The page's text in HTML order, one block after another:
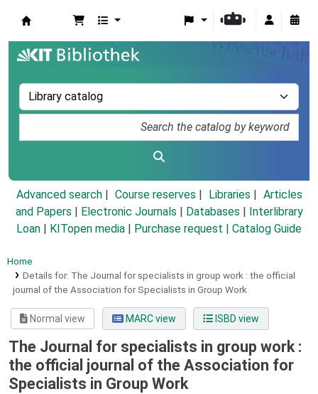
Advanced search Course reserves Libraries
Articles
and Papers
Electronic Journals Databases
Interlibrary
Loan
KITopen media Purchase request | Catalog Guide
Home
Details for: The Journal for specialists in group work : the official
journal of the Association for Specialists in Group Work
Normal view MARC view ISBD view
The Journal for specialists in group work :
the official journal of the Association for
Specialists in Group Work